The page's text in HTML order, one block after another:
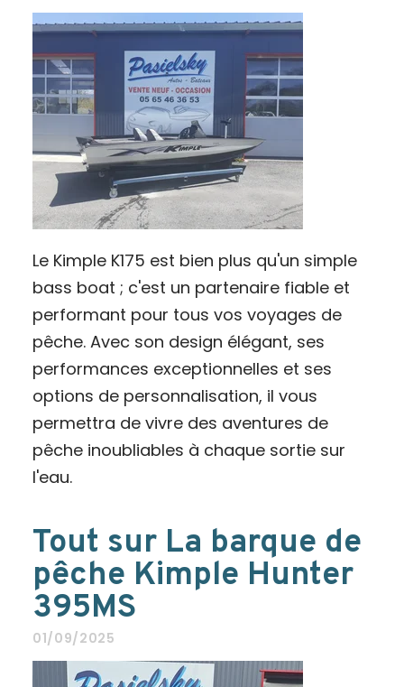
Le Kimple K175 est bien plus qu'un simple
bass boat ; c'est un partenaire fiable et
performant pour tous vos voyages de
pêche. Avec son design élégant, ses
performances exceptionnelles et ses
options de personnalisation, il vous
permettra de vivre des aventures de
pêche inoubliables à chaque sortie sur
l'eau.
Tout sur La barque de
pêche Kimple Hunter
395MS
01/09/2025